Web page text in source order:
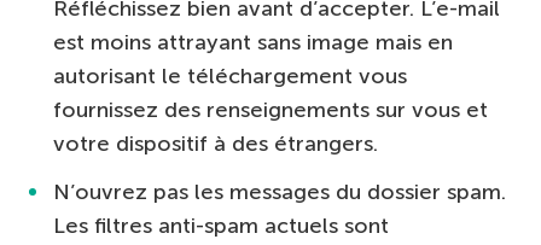
Réfléchissez bien avant d’accepter. L’e-mail
est moins attrayant sans image mais en
autorisant le téléchargement vous
fournissez des renseignements sur vous et
votre dispositif à des étrangers.
N’ouvrez pas les messages du dossier spam.
Les filtres anti-spam actuels sont